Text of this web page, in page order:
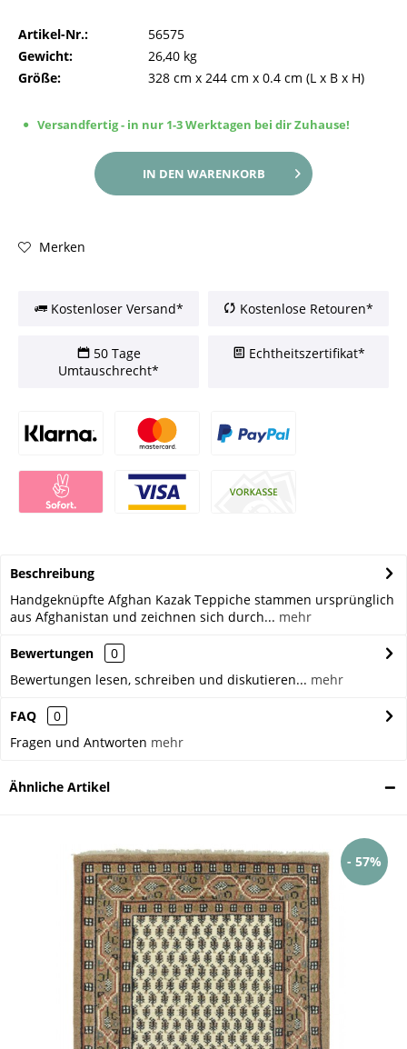
Artikel-Nr.:
56575
Gewicht:
26,40 kg
Größe:
328 cm x 244 cm x 0.4 cm (L x B x H)
Versandfertig - in nur 1-3 Werktagen bei dir Zuhause!
IN DEN WARENKORB
Merken
Kostenloser Versand* Kostenlose Retouren*
50 Tage
Umtauschrecht*
Echtheitszertifikat*
Beschreibung
Handgeknüpfte Afghan Kazak Teppiche stammen ursprünglich
aus Afghanistan und zeichnen sich durch... mehr
Bewertungen
0
Bewertungen lesen, schreiben und diskutieren... mehr
FAQ
0
Fragen und Antworten mehr
Ähnliche Artikel
- 57%